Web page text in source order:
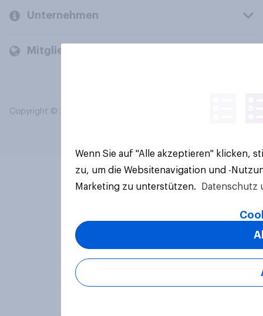
Unternehmen
Mitglieder und Kunden
Copyright © 2026 YouGov PLC. Alle Rechte vorbehalten.
Wenn Sie auf "Alle akzeptieren" klicken,
zu, um die Websitenavigation und -
Marketing zu unterstützen.
Datenschutz